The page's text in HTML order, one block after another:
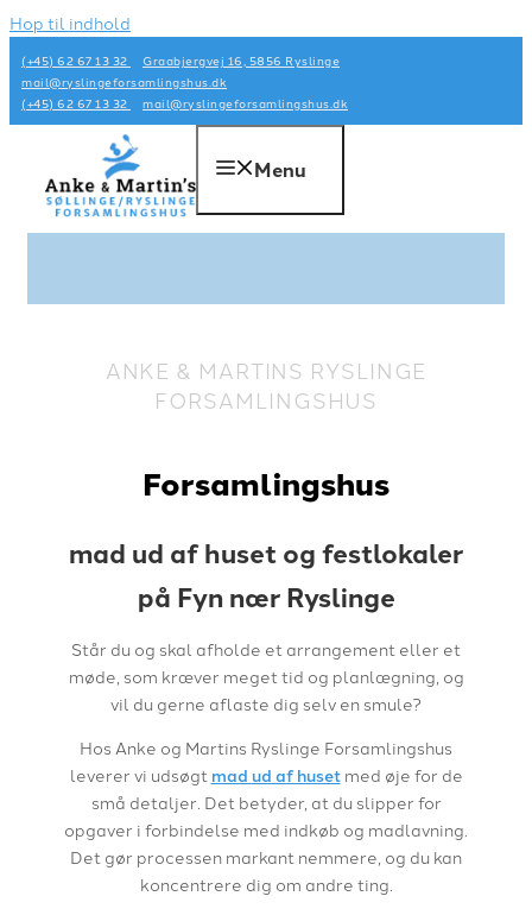
Hop til indhold
(+45) 62 67 13 32
Graabjergvej 16, 5856 Ryslinge
mail@ryslingeforsamlingshus.dk
(+45) 62 67 13 32
mail@ryslingeforsamlingshus.dk
Menu
ANKE & MARTINS RYSLINGE
FORSAMLINGSHUS
Forsamlingshus
mad ud af huset og festlokaler
på Fyn nær Ryslinge
​Står du og skal afholde et arrangement eller et
møde, som kræver meget tid og planlægning, og
vil du gerne aflaste dig selv en smule?
Hos Anke og Martins Ryslinge Forsamlingshus
leverer vi udsøgt mad ud af husetmed øje for de
små detaljer. Det betyder, at du slipper for
opgaver i forbindelse med indkøb og madlavning.
Det gør processen markant nemmere, og du kan
koncentrere dig om andre ting.